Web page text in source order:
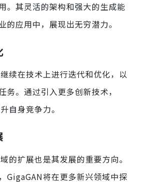
。其灵活的架构和强大的生成能
的应用中，展现出无穷潜力。
续在技术上进行迭代和优化，以
务。通过引入更多创新技术，
自身竞争力。
的扩展也是其发展的重要方向。
GigaGAN将在更多新兴领域中探